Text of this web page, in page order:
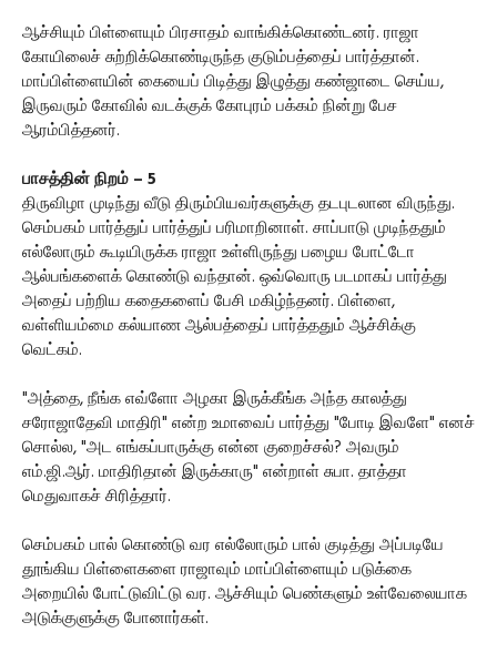
ஆச்சியும் பிள்ளையும் பிரசாதம் வாங்கிக்கொண்டனர். ராஜா
கோயிலைச் சுற்றிக்கொண்டிருந்த குடும்பத்தைப் பார்த்தான்.
மாப்பிள்ளையின் கையைப் பிடித்து இழுத்து கண்ஜாடை செய்ய,
இருவரும் கோவில் வடக்குக் கோபுரம் பக்கம் நின்று பேச
ஆரம்பித்தனர்.
பாசத்தின் நிறம் – 5
திருவிழா முடிந்து வீடு திரும்பியவர்களுக்கு தடபுடலான விருந்து.
செம்பகம் பார்த்துப் பார்த்துப் பரிமாறினாள். சாப்பாடு முடிந்ததும்
எல்லோரும் கூடியிருக்க ராஜா உள்ளிருந்து பழைய போட்டோ
ஆல்பங்களைக் கொண்டு வந்தான். ஒவ்வொரு படமாகப் பார்த்து
அதைப் பற்றிய கதைகளைப் பேசி மகிழ்ந்தனர். பிள்ளை,
வள்ளியம்மை கல்யாண ஆல்பத்தைப் பார்த்ததும் ஆச்சிக்கு
வெட்கம்.
"அத்தை, நீங்க எவ்ளோ அழகா இருக்கீங்க அந்த காலத்து
சரோஜாதேவி மாதிரி" என்ற உமாவைப் பார்த்து "போடி இவளே" எனச்
சொல்ல, "அட எங்கப்பாருக்கு என்ன குறைச்சல்? அவரும்
எம்.ஜி.ஆர். மாதிரிதான் இருக்காரு" என்றாள் சுபா. தாத்தா
மெதுவாகச் சிரித்தார்.
செம்பகம் பால் கொண்டு வர எல்லோரும் பால் குடித்து அப்படியே
தூங்கிய பிள்ளைகளை ராஜாவும் மாப்பிள்ளையும் படுக்கை
அறையில் போட்டுவிட்டு வர. ஆச்சியும் பெண்களும் உள்வேலையாக
அடுக்குளுக்கு போனார்கள்.